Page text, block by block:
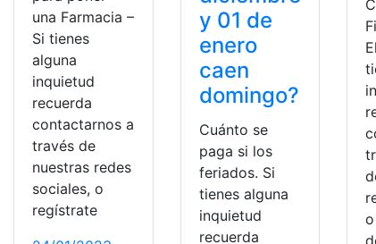
una Farmacia –
Si tienes
alguna
inquietud
recuerda
contactarnos a
través de
nuestras redes
sociales, o
regístrate
y 01 de
enero
caen
domingo?
Cuánto se
paga si los
feriados. Si
tienes alguna
inquietud
recuerda